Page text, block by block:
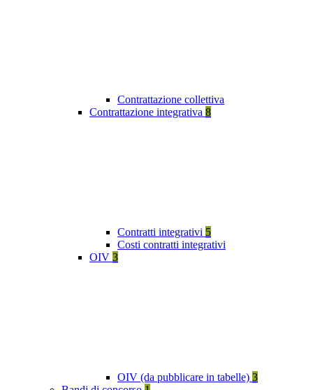
Contrattazione collettiva
Contrattazione integrativa 8
Contratti integrativi 5
Costi contratti integrativi
OIV 3
OIV (da pubblicare in tabelle) 3